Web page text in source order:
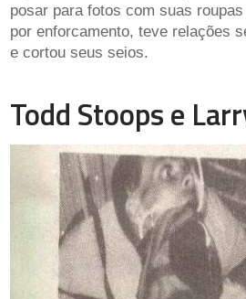
posar para fotos com suas
por enforcamento, teve relações
e cortou seus seios.
Todd Stoops e